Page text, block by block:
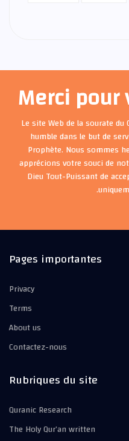
Merci
Le site Web de la sourate
humble dans le but de
Prophète. Nous sommes
apprécions votre souci de
Dieu Tout-Puissant de
Pages importantes
Privacy
Terms
About us
Contactez-nous
Rubriques du site
Quranic Research
The Holy Qur’an written